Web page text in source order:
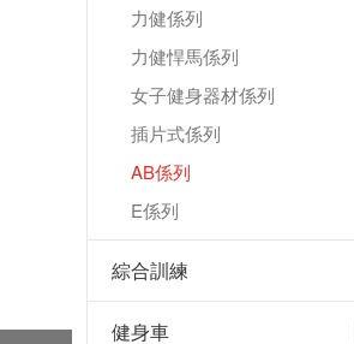
力健係列
力健悍馬係列
女子健身器材係列
插片式係列
AB係列
E係列
綜合訓練
健身車